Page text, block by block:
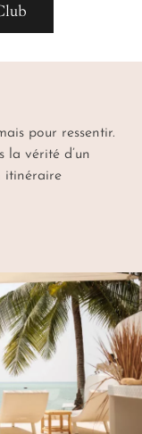
pour ressentir.
la vérité d’un
itinéraire